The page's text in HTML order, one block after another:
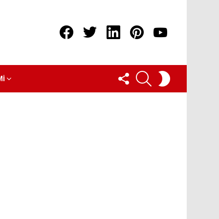
FOLLOW
US
ARAMA